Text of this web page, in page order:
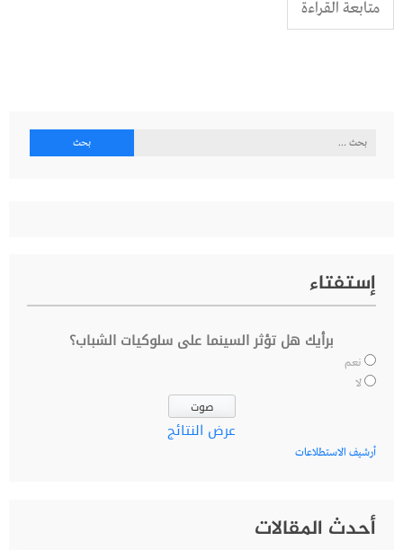
متابعة القراءة
البحث
إستفتاء
برأيك هل تؤثر السينما على سلوكيات الشباب؟
نعم
لا
عرض النتائج
أرشيف الاستطلاعات
أحدث المقالات